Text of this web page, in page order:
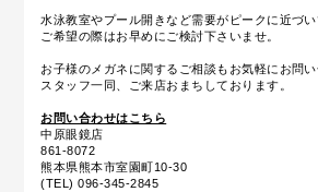
水泳教室やプール開きなど需要がピークに近づい
ご希望の際はお早めにご検討下さいませ。
お子様のメガネに関するご相談もお気軽にお問
スタッフ一同、ご来店おまちしております。
お問い合わせはこちら
中原眼鏡店
861-8072
熊本県熊本市室園町10-30
(TEL) 096-345-2845